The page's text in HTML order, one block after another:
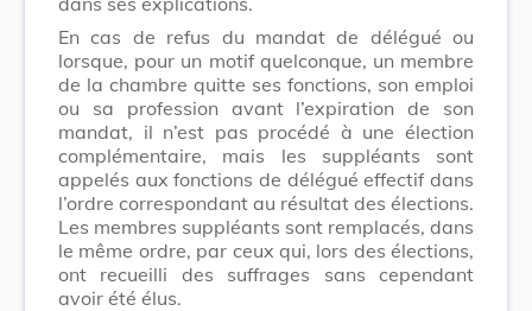
En cas de refus du mandat de délégué ou
lorsque, pour un motif quelconque, un membre
de la chambre quitte ses fonctions, son emploi
ou sa profession avant l’expiration de son
mandat, il n’est pas procédé à une élection
complémentaire, mais les suppléants sont
appelés aux fonctions de délégué effectif dans
l’ordre correspondant au résultat des élections.
Les membres suppléants sont remplacés, dans
le même ordre, par ceux qui, lors des élections,
ont recueilli des suffrages sans cependant
avoir été élus.